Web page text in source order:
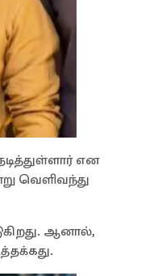
என
வெளிவந்து
ஆனால்,